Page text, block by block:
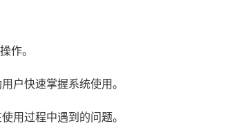
作。
户快速掌握系统使用。
用过程中遇到的问题。